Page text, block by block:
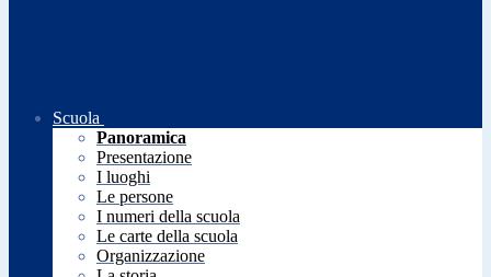
Scuola
Panoramica
Presentazione
I luoghi
Le persone
I numeri della scuola
Le carte della scuola
Organizzazione